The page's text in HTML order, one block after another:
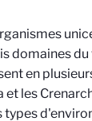
domaines du
en
et les
types